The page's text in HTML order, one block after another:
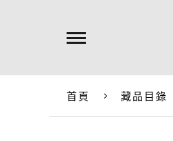
首頁 藏品目錄